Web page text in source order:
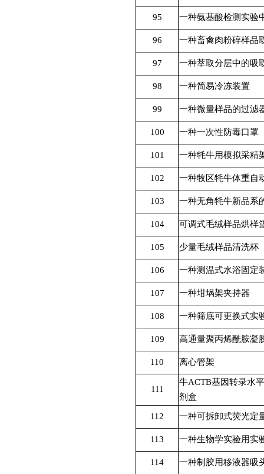
95 一种氨基酸检测实验
96 一种畜禽肉粉碎样品
97 一种萃取分层中的吸
98 一种简易冷冻装置
99 一种微量样品的过滤
100 一种一次性防毒口罩
101 一种牦牛用模拟采精
102 一种牧区牦牛体重自
103 一种无角牦牛新品系
104 可调式毛绒样品烘样
105 少量毛绒样品清洗杯
106 一种测温式水浴固定
107 一种坩埚架夹持器
108 一种筛底可更换式实
109 高通量聚丙烯酰胺凝
110 离心管架
111
牛ACTB基因转录水
剂盒
112 一种可拆卸式荧光定
113 一种生物学实验用实
114 一种制胶用移液器吸